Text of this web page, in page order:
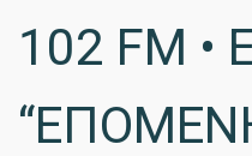
102 FM